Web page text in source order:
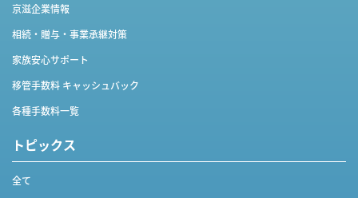
京滋企業情報
相続・贈与・事業承継対策
家族安心サポート
移管手数料 キャッシュバック
各種手数料一覧
トピックス
全て